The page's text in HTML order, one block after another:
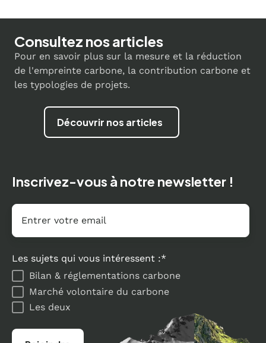
Consultez nos articles
Pour en savoir plus sur la mesure et la réduction
de l'empreinte carbone, la contribution carbone et
les typologies de projets.
Découvrir nos articles
Inscrivez-vous à notre newsletter !
Email
Les sujets qui vous intéressent :*
Bilan & réglementations carbone
Marché volontaire du carbone
Les deux